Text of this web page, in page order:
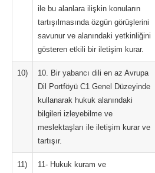
ile bu alanlara ilişkin konuların
tartışılmasında özgün görüşlerini
savunur ve alanındaki yetkinliğini
gösteren etkili bir iletişim kurar.
10)
10. Bir yabancı dili en az Avrupa
Dil Portföyü C1 Genel Düzeyinde
kullanarak hukuk alanındaki
bilgileri izleyebilme ve
meslektaşları ile iletişim kurar ve
tartışır.
11)
11- Hukuk kuram ve